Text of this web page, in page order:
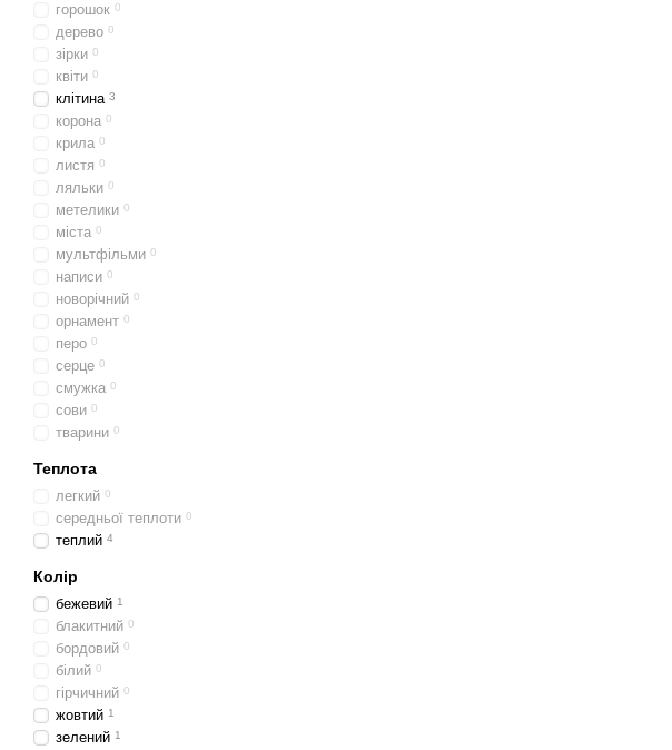
горошок 0
дерево 0
зірки 0
квіти 0
клітина 3
корона 0
крила 0
листя 0
ляльки 0
метелики 0
міста 0
мультфільми 0
написи 0
новорічний 0
орнамент 0
перо 0
серце 0
смужка 0
сови 0
тварини 0
Теплота
легкий 0
середньої теплоти 0
теплий 4
Колір
бежевий 1
блакитний 0
бордовий 0
білий 0
гірчичний 0
жовтий 1
зелений 1